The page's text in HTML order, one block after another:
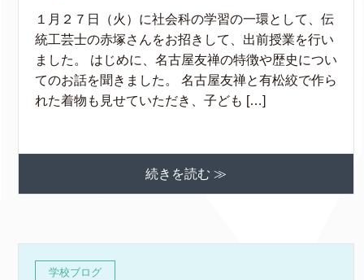
１月２７日（火）に社会科の学習の一環として、伝
統工芸士の赤塚さんをお招きして、出前授業を行い
ました。 はじめに、名古屋友禅の特徴や歴史につい
てのお話を聞きました。 名古屋友禅と有松絞で作ら
れた着物も見せていただき、子ども […]
続きを読む ≫
学校ブログ